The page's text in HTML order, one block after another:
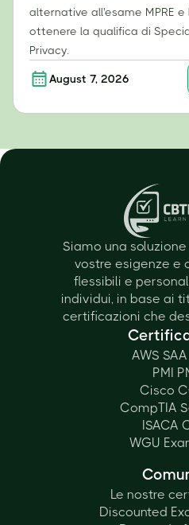
alternative all'esame MPRE
ottenere la qualifica di
Privacy.
August 7, 2026
Siamo una
vostre esigenze e
flessibili e
individui, in base ai
certificazioni che
AWS
PMI
Cisco
CompTIA
ISACA
WGU
Le nostre
Discounted